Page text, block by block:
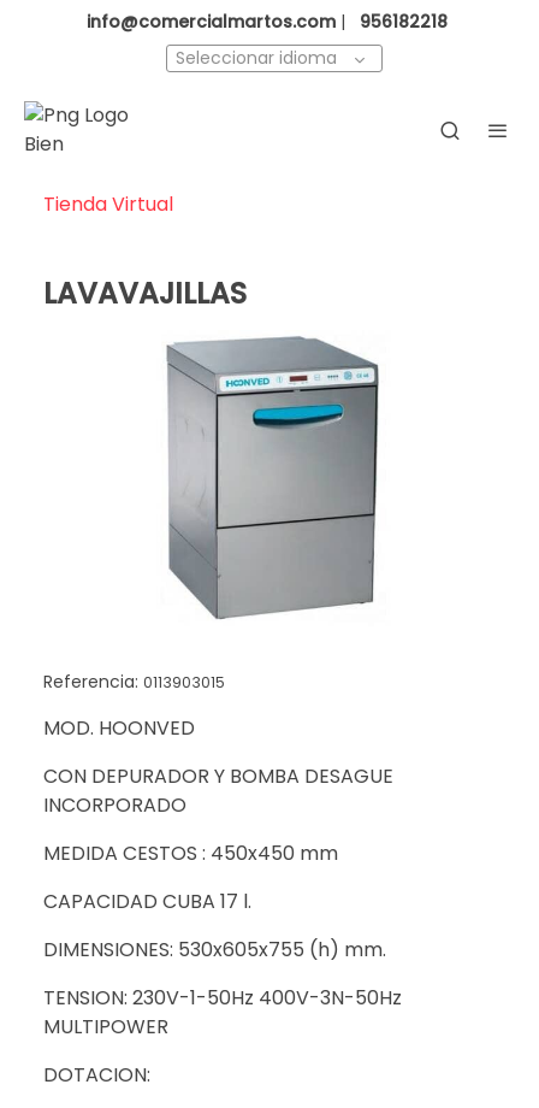
info@comercialmartos.com |
956182218
Seleccionar idioma
Tienda Virtual
LAVAVAJILLAS
Referencia: 0113903015
MOD. HOONVED
CON DEPURADOR Y BOMBA DESAGUE
INCORPORADO
MEDIDA CESTOS : 450x450 mm
CAPACIDAD CUBA 17 l.
DIMENSIONES: 530x605x755 (h) mm.
TENSION: 230V-1-50Hz 400V-3N-50Hz
MULTIPOWER
DOTACION: